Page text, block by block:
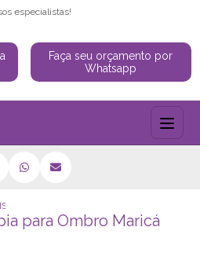
especialistas!
Faça seu orçamento por
Whatsapp
PARA OMBRO MARICÁ
para Ombro Maricá